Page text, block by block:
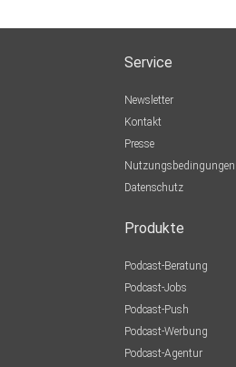
Service
Newsletter
Kontakt
Presse
Nutzungsbedingungen
Datenschutz
Produkte
Podcast-Beratung
Podcast-Jobs
Podcast-Push
Podcast-Werbung
Podcast-Agentur